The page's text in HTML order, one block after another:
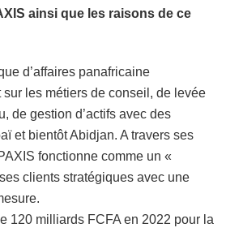
ainsi que les raisons de ce
d’affaires panafricaine
les métiers de conseil, de levée
de gestion d’actifs avec des
et bientôt Abidjan. A travers ses
fonctionne comme un «
clients stratégiques avec une
120 milliards FCFA en 2022 pour la